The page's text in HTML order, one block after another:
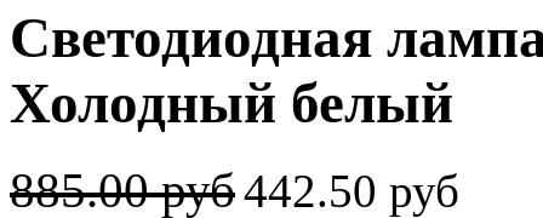
Светодиодная
Холодный белый
885.00 руб442.50 руб